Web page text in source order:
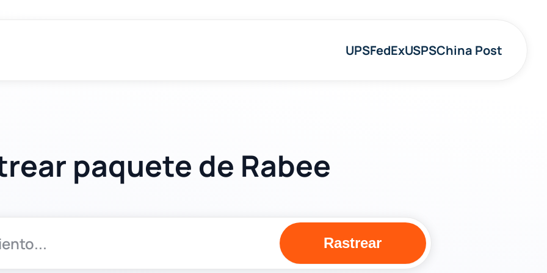
UPSFedExUSPSChina Post
paquete de Rabee
Rastrear